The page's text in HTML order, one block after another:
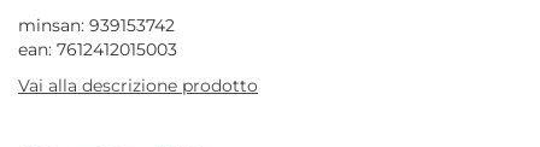
minsan: 939153742
ean: 7612412015003
Vai alla descrizione prodotto